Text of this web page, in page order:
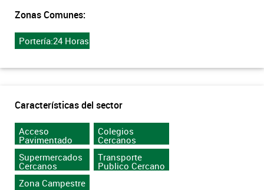
Zonas Comunes:
Portería:24 Horas
Características del sector
Acceso
Pavimentado
Colegios
Cercanos
Supermercados
Cercanos
Transporte
Publico Cercano
Zona Campestre